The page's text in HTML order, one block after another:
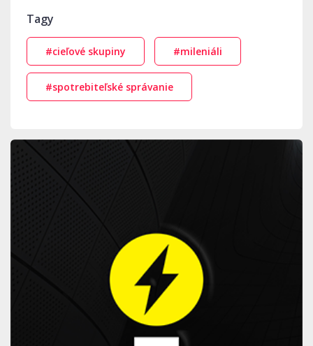
Tagy
#cieľové skupiny #mileniáli
#spotrebiteľské správanie